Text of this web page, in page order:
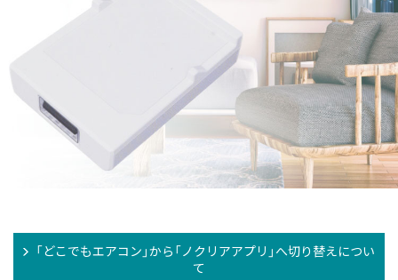
「どこでもエアコン」から「ノクリアアプリ」へ切り替えについ
て